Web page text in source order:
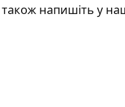
напишіть у